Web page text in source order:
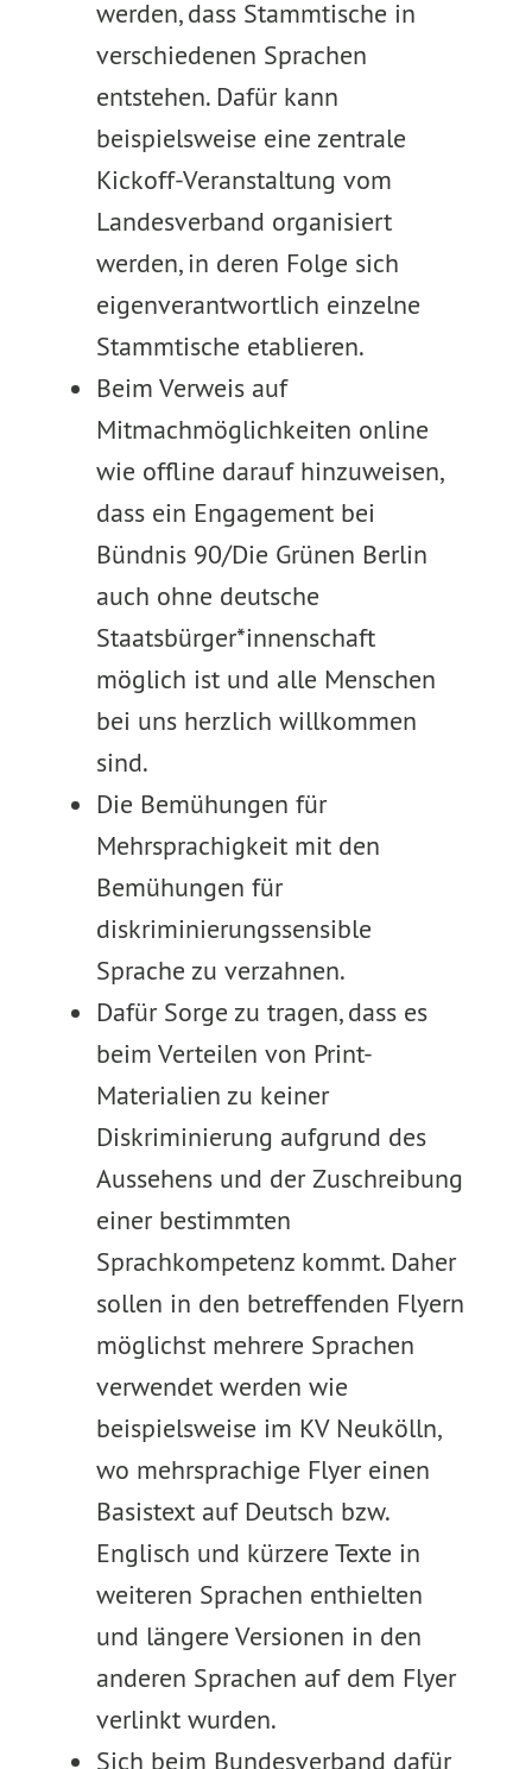
werden, dass Stammtische in
verschiedenen Sprachen
entstehen. Dafür kann
beispielsweise eine zentrale
Kickoff-Veranstaltung vom
Landesverband organisiert
werden, in deren Folge sich
eigenverantwortlich einzelne
Stammtische etablieren.
Beim Verweis auf
Mitmachmöglichkeiten online
wie offline darauf hinzuweisen,
dass ein Engagement bei
Bündnis 90/Die Grünen Berlin
auch ohne deutsche
Staatsbürger*innenschaft
möglich ist und alle Menschen
bei uns herzlich willkommen
sind.
Die Bemühungen für
Mehrsprachigkeit mit den
Bemühungen für
diskriminierungssensible
Sprache zu verzahnen.
Dafür Sorge zu tragen, dass es
beim Verteilen von Print-
Materialien zu keiner
Diskriminierung aufgrund des
Aussehens und der Zuschreibung
einer bestimmten
Sprachkompetenz kommt. Daher
sollen in den betreffenden Flyern
möglichst mehrere Sprachen
verwendet werden wie
beispielsweise im KV Neukölln,
wo mehrsprachige Flyer einen
Basistext auf Deutsch bzw.
Englisch und kürzere Texte in
weiteren Sprachen enthielten
und längere Versionen in den
anderen Sprachen auf dem Flyer
verlinkt wurden.
Sich beim Bundesverband dafür